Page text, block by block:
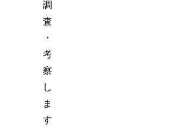
調
査
・
考
察
し
ま
す